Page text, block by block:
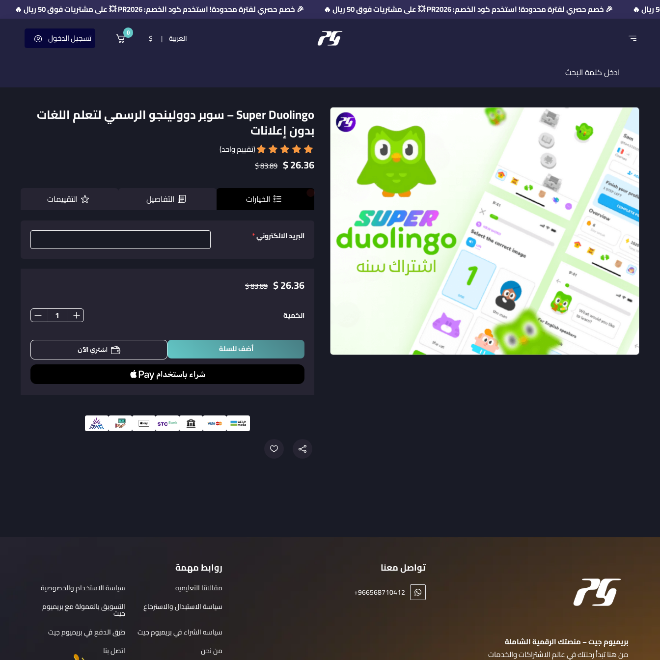
🎉 خصم حصري لفترة محدودة! استخدم كود الخصم: PR2026 💥 على مشتريات فوق 50 ريال 🔥 🎉 خصم حصري لفترة محدودة! استخدم كود الخصم: PR2026 💥 على مشتريات فوق 50 ريال 🔥
منصة بريميوم جيت العربية |
$
0 تسجيل الدخول
Super Duolingo – سوبر دوولينجو الرسمي لتعلم اللغات
بدون إعلانات
(تقييم واحد)
26.36 $
83.89 $
الخيارات التفاصيل التقييمات
البريد الالكتروني*
الكمية
26.36 $
83.89 $
أضف للسلة اشتري الآن
بريميوم جيت – منصتك الرقمية الشاملة
من هنا تبدأ رحلتك في عالم الاشتراكات والخدمات
تواصل معنا
+966568710412
روابط مهمة
مقالاتنا التعليميه
سياسة الاستخدام والخصوصية
سياسة الاستبدال والاسترجاع
التسويق بالعمولة مع بريميوم
جيت
سياسه الشراء في بريميوم جيت
طرق الدفع في بريميوم جيت
من نحن
اتصل بنا